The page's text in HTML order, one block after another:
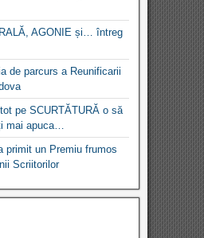
AGONIE și… întreg
de parcurs a Reunificarii
pe SCURTĂTURĂ o să
mai apuca…
primit un Premiu frumos
Scriitorilor